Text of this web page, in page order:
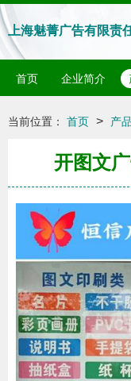
上海魅菁广告有限责
首页 企业简介
当前位置： 首页 > 产
开图文